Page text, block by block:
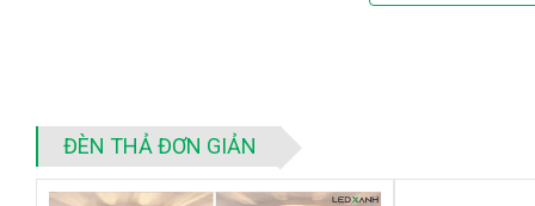
Ứng dụng
Chao đèn thả thiết kế theo hình giọt nước mang lại nét sang
ĐÈN THẢ ĐƠN GIẢN